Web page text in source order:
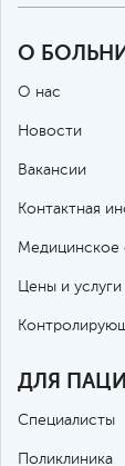
О
О нас
Новости
Вакансии
Контактная
Медицинское
Цены и услуги
ДЛЯ
Специалисты
Поликлиника